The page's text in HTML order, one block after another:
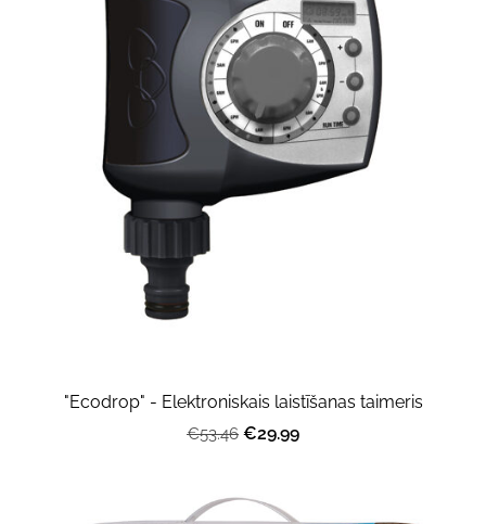
"Ecodrop" - Elektroniskais laistīšanas taimeris
€53.46 €29.99